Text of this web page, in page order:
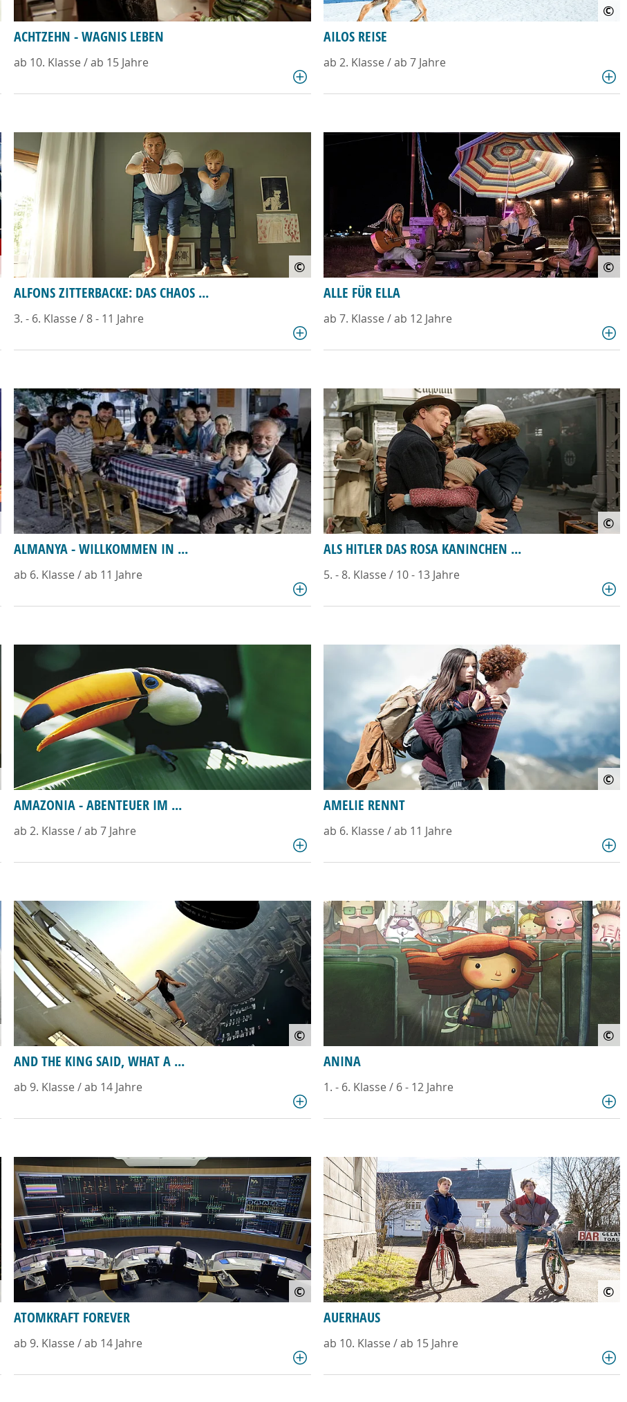
ACHTZEHN - WAGNIS LEBEN
ab 10. Klasse / ab 15 Jahre
©
AILOS REISE
ab 2. Klasse / ab 7 Jahre
©
ALFONS ZITTERBACKE: DAS CHAOS ...
3. - 6. Klasse / 8 - 11 Jahre
©
ALLE FÜR ELLA
ab 7. Klasse / ab 12 Jahre
ALMANYA - WILLKOMMEN IN ...
ab 6. Klasse / ab 11 Jahre
©
ALS HITLER DAS ROSA KANINCHEN ...
5. - 8. Klasse / 10 - 13 Jahre
AMAZONIA - ABENTEUER IM ...
ab 2. Klasse / ab 7 Jahre
©
AMELIE RENNT
ab 6. Klasse / ab 11 Jahre
©
AND THE KING SAID, WHAT A ...
ab 9. Klasse / ab 14 Jahre
©
ANINA
1. - 6. Klasse / 6 - 12 Jahre
©
ATOMKRAFT FOREVER
ab 9. Klasse / ab 14 Jahre
©
AUERHAUS
ab 10. Klasse / ab 15 Jahre